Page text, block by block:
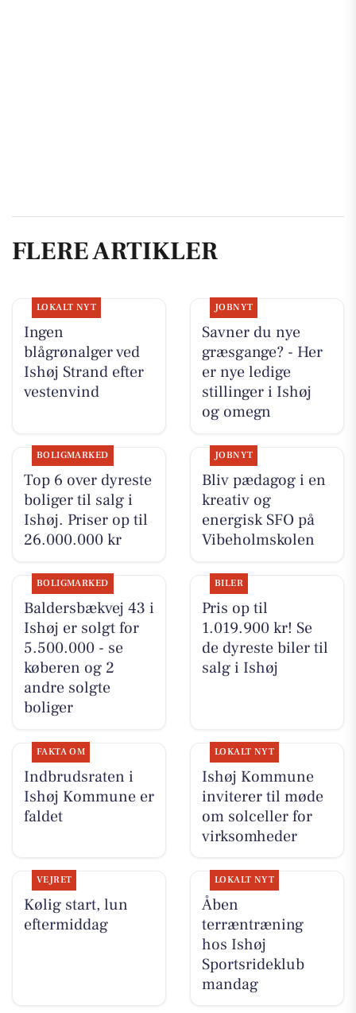
FLERE ARTIKLER
LOKALT NYT
Ingen
blågrønalger ved
Ishøj Strand efter
vestenvind
JOBNYT
Savner du nye
græsgange? - Her
er nye ledige
stillinger i Ishøj
og omegn
BOLIGMARKED
Top 6 over dyreste
boliger til salg i
Ishøj. Priser op til
26.000.000 kr
JOBNYT
Bliv pædagog i en
kreativ og
energisk SFO på
Vibeholmskolen
BOLIGMARKED
Baldersbækvej 43 i
Ishøj er solgt for
5.500.000 - se
køberen og 2
andre solgte
boliger
BILER
Pris op til
1.019.900 kr! Se
de dyreste biler til
salg i Ishøj
FAKTA OM
Indbrudsraten i
Ishøj Kommune er
faldet
LOKALT NYT
Ishøj Kommune
inviterer til møde
om solceller for
virksomheder
VEJRET
Kølig start, lun
eftermiddag
LOKALT NYT
Åben
terræntræning
hos Ishøj
Sportsrideklub
mandag